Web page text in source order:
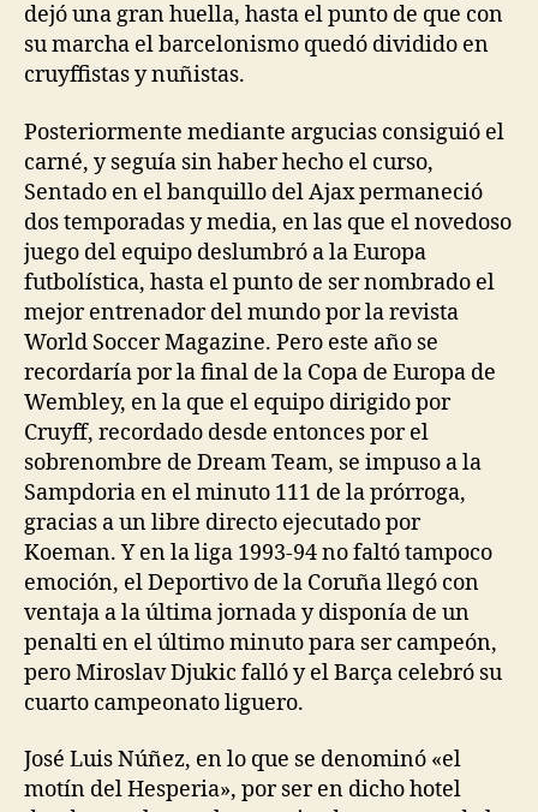
dejó una gran huella, hasta el punto de que con
su marcha el barcelonismo quedó dividido en
cruyffistas y nuñistas.
Posteriormente mediante argucias consiguió el
carné, y seguía sin haber hecho el curso,
Sentado en el banquillo del Ajax permaneció
dos temporadas y media, en las que el novedoso
juego del equipo deslumbró a la Europa
futbolística, hasta el punto de ser nombrado el
mejor entrenador del mundo por la revista
World Soccer Magazine. Pero este año se
recordaría por la final de la Copa de Europa de
Wembley, en la que el equipo dirigido por
Cruyff, recordado desde entonces por el
sobrenombre de Dream Team, se impuso a la
Sampdoria en el minuto 111 de la prórroga,
gracias a un libre directo ejecutado por
Koeman. Y en la liga 1993-94 no faltó tampoco
emoción, el Deportivo de la Coruña llegó con
ventaja a la última jornada y disponía de un
penalti en el último minuto para ser campeón,
pero Miroslav Djukic falló y el Barça celebró su
cuarto campeonato liguero.
José Luis Núñez, en lo que se denominó «el
motín del Hesperia», por ser en dicho hotel